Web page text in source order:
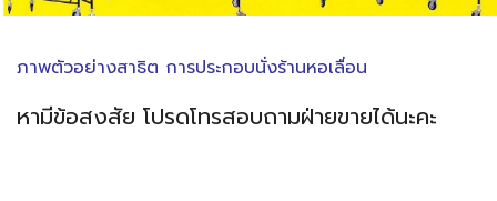
ภาพตัวอย่างสาธิต การประกอบนั่งร้านหอเลื่อน
หามีข้อสงสัย โปรดโทรสอบถามฝ่ายขายได้นะคะ